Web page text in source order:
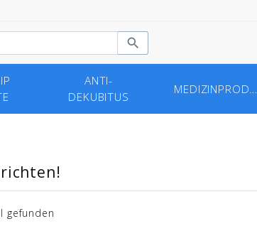

ANTI-
DEKUBITUS
MEDIZINPRODUKTE
gefunden